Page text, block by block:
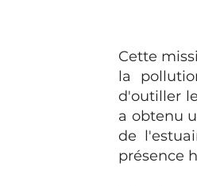
Cette
la
d'outiller
a obtenu
de
présence